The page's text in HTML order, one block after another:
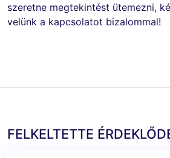
szeretne megtekintést ütemezni,
velünk a kapcsolatot bizalommal!
FELKELTETTE